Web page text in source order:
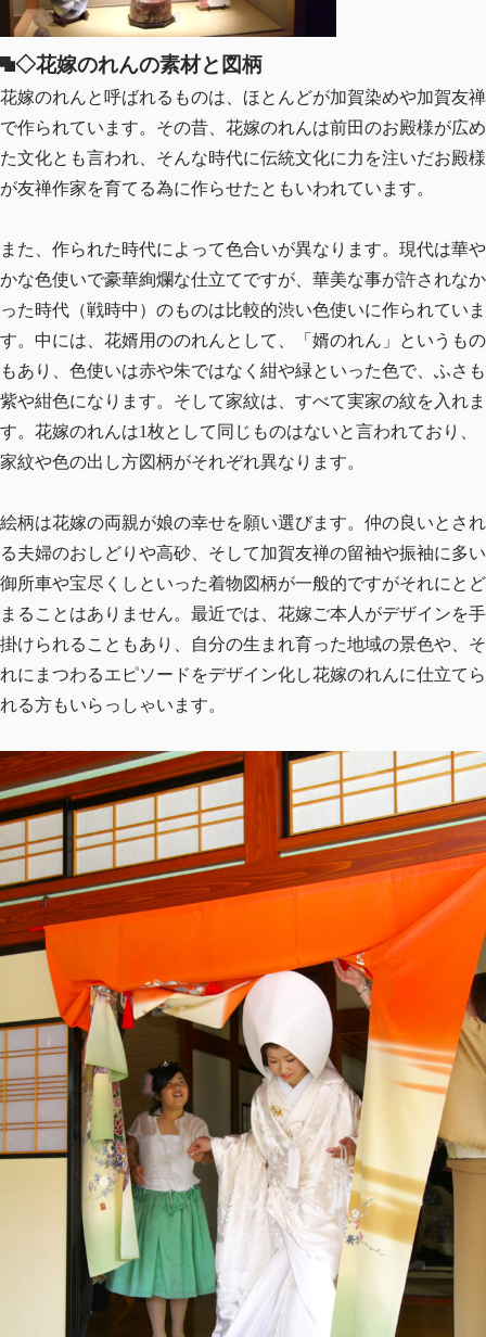
◇花嫁のれんの素材と図柄
花嫁のれんと呼ばれるものは、ほとんどが加賀染めや加賀友禅
で作られています。その昔、花嫁のれんは前田のお殿様が広め
た文化とも言われ、そんな時代に伝統文化に力を注いだお殿様
が友禅作家を育てる為に作らせたともいわれています。
また、作られた時代によって色合いが異なります。現代は華や
かな色使いで豪華絢爛な仕立てですが、華美な事が許されなか
った時代（戦時中）のものは比較的渋い色使いに作られていま
す。中には、花婿用ののれんとして、「婿のれん」というもの
もあり、色使いは赤や朱ではなく紺や緑といった色で、ふさも
紫や紺色になります。そして家紋は、すべて実家の紋を入れま
す。花嫁のれんは1枚として同じものはないと言われており、
家紋や色の出し方図柄がそれぞれ異なります。
絵柄は花嫁の両親が娘の幸せを願い選びます。仲の良いとされ
る夫婦のおしどりや高砂、そして加賀友禅の留袖や振袖に多い
御所車や宝尽くしといった着物図柄が一般的ですがそれにとど
まることはありません。最近では、花嫁ご本人がデザインを手
掛けられることもあり、自分の生まれ育った地域の景色や、そ
れにまつわるエピソードをデザイン化し花嫁のれんに仕立てら
れる方もいらっしゃいます。